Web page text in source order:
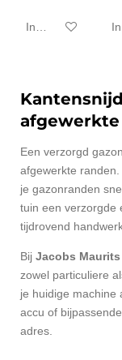
In winkelwagen
afgewerkte
Een verzorgd
afgewerkte
je gazonranden
tuin een verzorgde
tijdrovend
Bij Jacobs
zowel particuliere
je huidige machine
accu of
adres.